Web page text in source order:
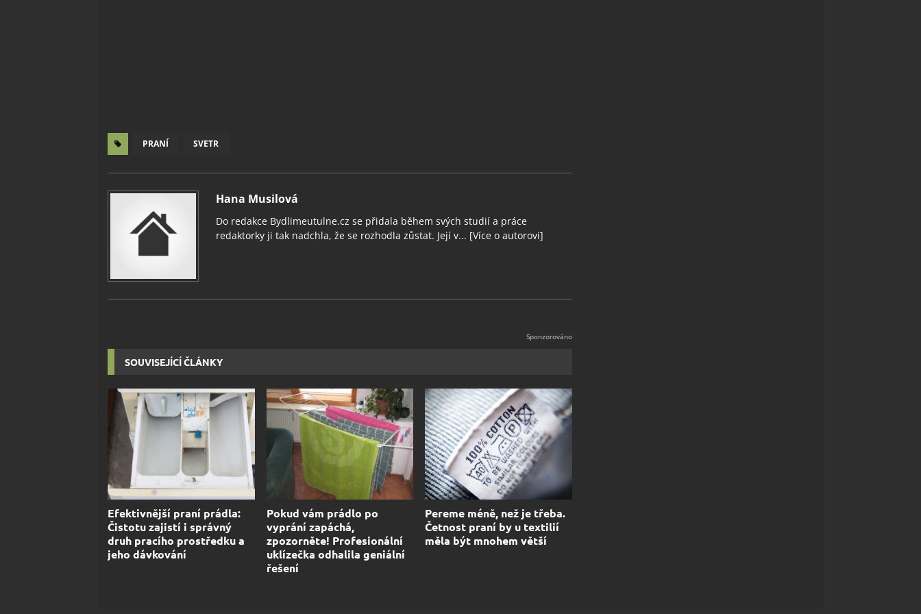
PRANÍ SVETR
Hana Musilová
Do redakce Bydlimeutulne.cz se přidala během svých studií a práce
redaktorky ji tak nadchla, že se rozhodla zůstat. Její v... [Více o autorovi]
SOUVISEJÍCÍ ČLÁNKY
Efektivnější praní prádla:
Čistotu zajistí i správný
druh pracího prostředku a
jeho dávkování
Pokud vám prádlo po
vyprání zapáchá,
zpozorněte! Profesionální
uklízečka odhalila geniální
řešení
Pereme méně, než je třeba.
Četnost praní by u textilií
měla být mnohem větší